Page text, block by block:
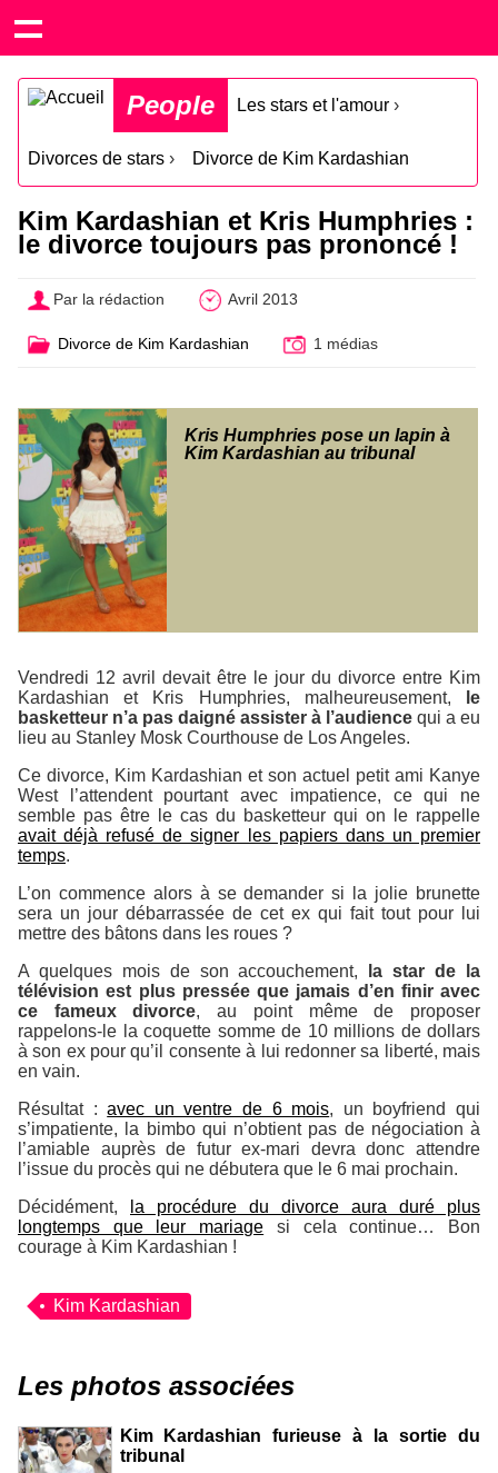
People Les stars et l'amour ›
Divorces de stars › Divorce de Kim Kardashian
Kim Kardashian et Kris Humphries :
le divorce toujours pas prononcé !
Par la rédaction Avril 2013
Divorce de Kim Kardashian 1 médias
Kris Humphries pose un lapin à
Kim Kardashian au tribunal
Vendredi 12 avril devait être le jour du divorce entre Kim
Kardashian et Kris Humphries, malheureusement,
le
basketteur n’a pas daigné assister à l’audience qui a eu
lieu au Stanley Mosk Courthouse de Los Angeles.
Ce divorce, Kim Kardashian et son actuel petit ami Kanye
West l’attendent pourtant avec impatience, ce qui ne
semble pas être le cas du basketteur qui on le rappelle
avait déjà refusé de signer les papiers dans un premier
temps.
L’on commence alors à se demander si la jolie brunette
sera un jour débarrassée de cet ex qui fait tout pour lui
mettre des bâtons dans les roues ?
A quelques mois de son accouchement,
la star de la
télévision est plus pressée que jamais d’en finir avec
ce fameux divorce, au point même de proposer
rappelons-le la coquette somme de 10 millions de dollars
à son ex pour qu’il consente à lui redonner sa liberté, mais
en vain.
Résultat :avec un ventre de 6 mois, un boyfriend qui
s’impatiente, la bimbo qui n’obtient pas de négociation à
l’amiable auprès de futur ex-mari devra donc attendre
l’issue du procès qui ne débutera que le 6 mai prochain.
Décidément,
la procédure du divorce aura duré plus
longtemps que leur mariage si cela continue… Bon
courage à Kim Kardashian !
Kim Kardashian
Les photos associées
Kim Kardashian furieuse à la sortie du
tribunal